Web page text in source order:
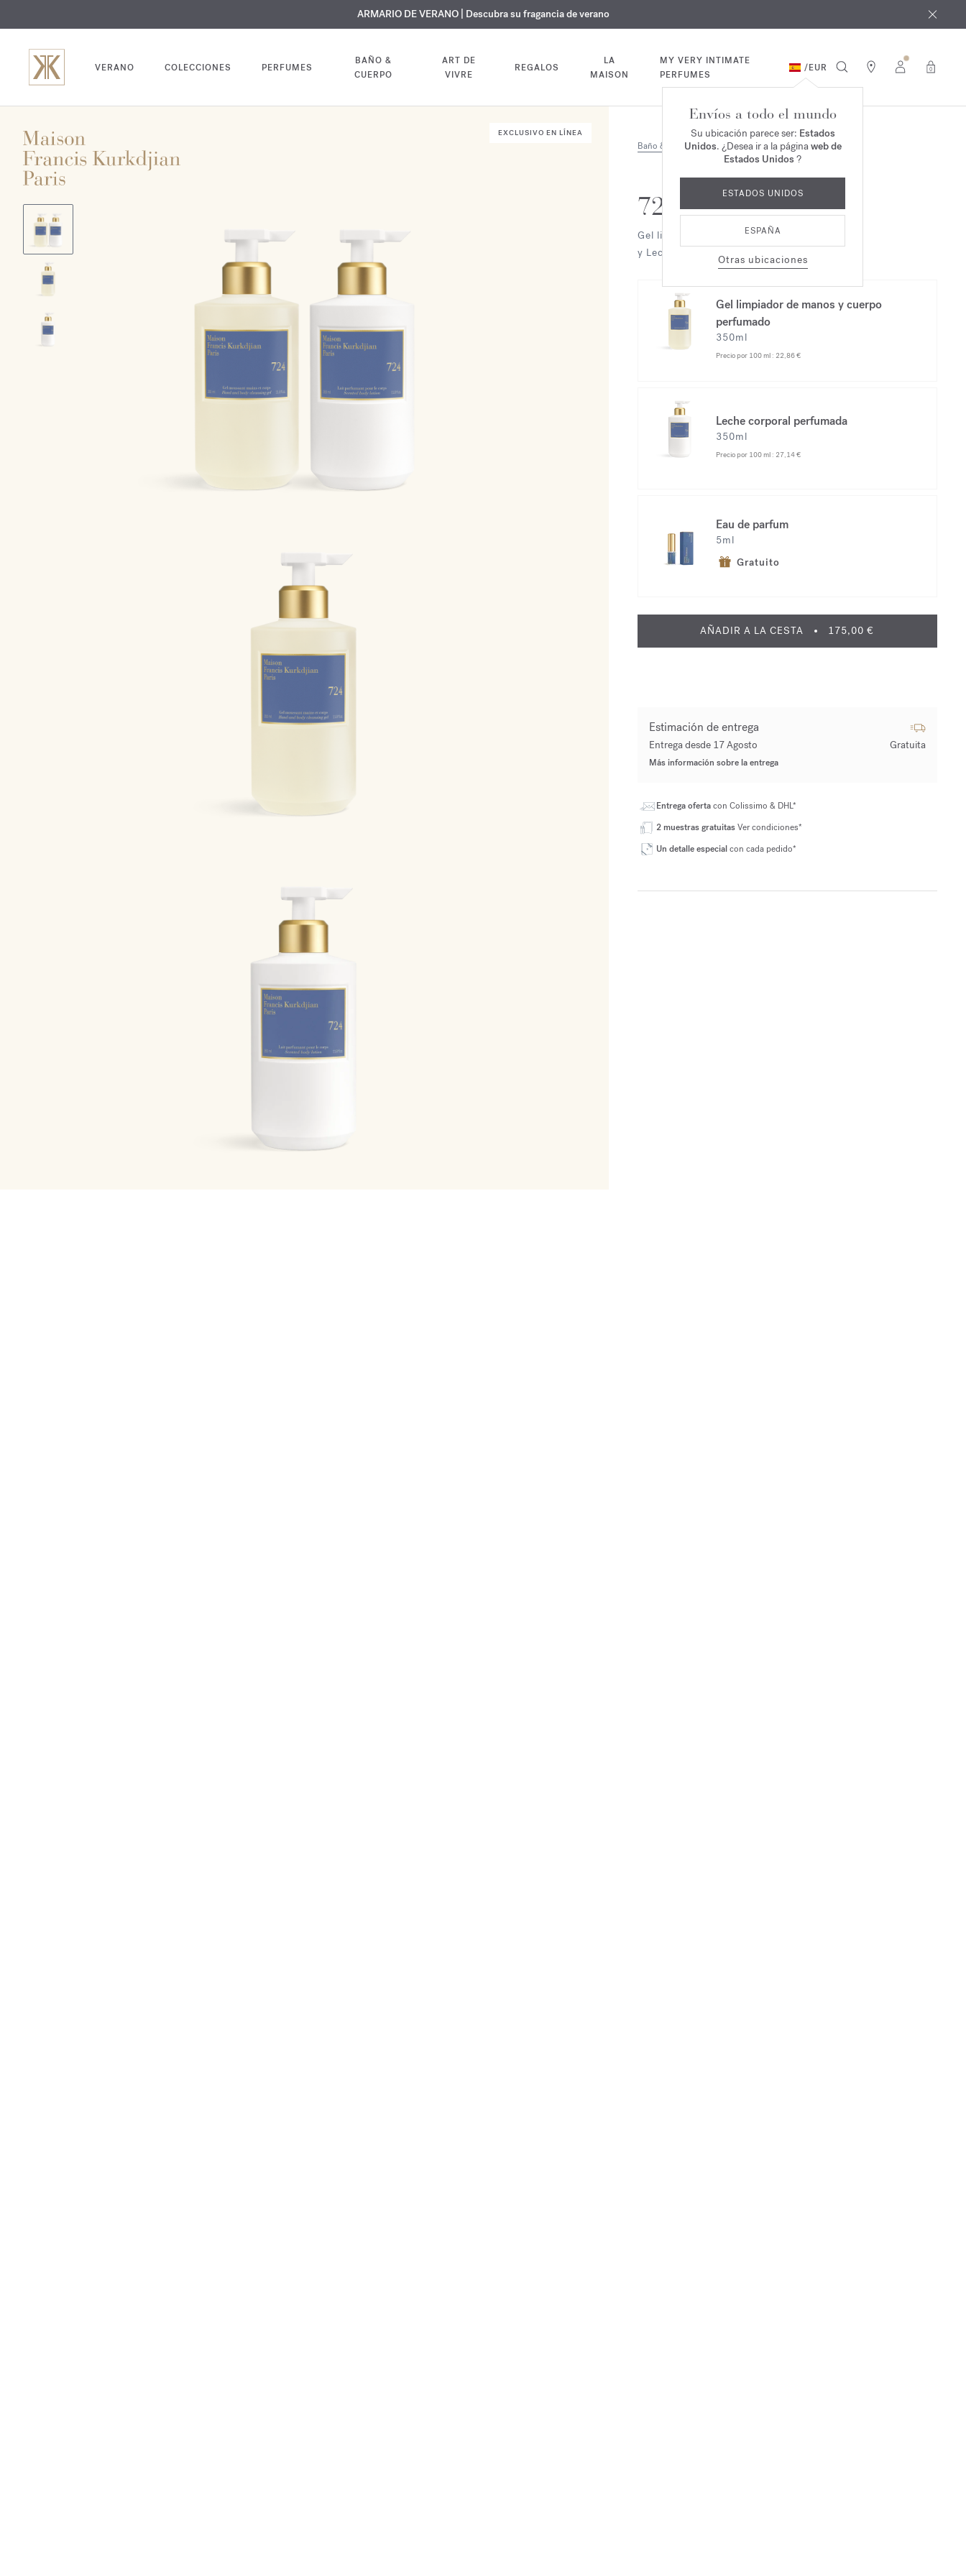
EXCLUSIVO | Descubra la nueva fragancia OUDvelvet mooden su pedido*
GRABADO GRATUITO | En todas las fragancias y aceites corporales hasta el 9 de agosto
ARMARIO DE VERANO | Descubra su fragancia de verano
VERANO COLECCIONES PERFUMES
BAÑO &
CUERPO
ART DE
VIVRE
REGALOS
LA
MAISON
MY VERY INTIMATE
PERFUMES
/EUR 0
Envíos a todo el mundo
Su ubicación parece ser: Estados
Unidos. ¿Desea ir a la páginaweb de
Estados Unidos ?
ESTADOS UNIDOS
ESPAÑA
Otras ubicaciones
EXCLUSIVO EN LÍNEA
Baño & Cuerpo Dúo & Trío
724
Gel limpiador de manos y cuerpo perfumado
y Leche corporal Dúo
Gel limpiador de manos y cuerpo
perfumado
350ml
Precio por 100 ml : 22,86 €
Leche corporal perfumada
350ml
Precio por 100 ml : 27,14 €
Eau de parfum
5ml
Gratuito
AÑADIR A LA CESTA 175,00 €
Estimación de entrega
Entrega desde 17 Agosto Gratuita
Más información sobre la entrega
Entrega ofertacon Colissimo & DHL*
2 muestras gratuitasVer condiciones*
Un detalle especialcon cada pedido*